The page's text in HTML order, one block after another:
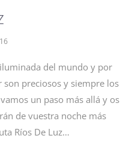
del mundo y por
son preciosos y siempre los
un paso más allá y os
de vuestra noche más
Ríos De Luz…